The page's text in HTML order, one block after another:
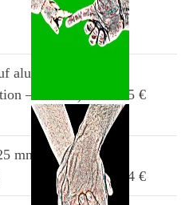
aluminium-
– limited)
125 €
mm (photo art
214 €
hände-16
limitierte edition